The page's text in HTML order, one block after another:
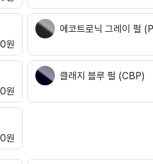
0원
에코트로닉 그레이 펄
0원
클래지 블루 펄 (CBP)
0원